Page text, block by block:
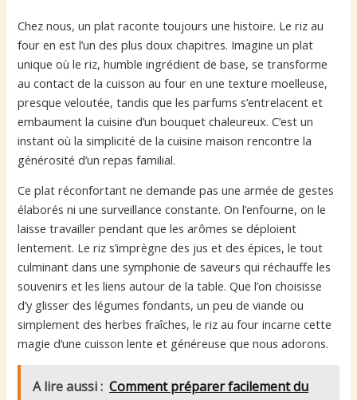
Chez nous, un plat raconte toujours une histoire. Le riz au
four en est l’un des plus doux chapitres. Imagine un plat
unique où le riz, humble ingrédient de base, se transforme
au contact de la cuisson au four en une texture moelleuse,
presque veloutée, tandis que les parfums s’entrelacent et
embaument la cuisine d’un bouquet chaleureux. C’est un
instant où la simplicité de la cuisine maison rencontre la
générosité d’un repas familial.
Ce plat réconfortant ne demande pas une armée de gestes
élaborés ni une surveillance constante. On l’enfourne, on le
laisse travailler pendant que les arômes se déploient
lentement. Le riz s’imprègne des jus et des épices, le tout
culminant dans une symphonie de saveurs qui réchauffe les
souvenirs et les liens autour de la table. Que l’on choisisse
d’y glisser des légumes fondants, un peu de viande ou
simplement des herbes fraîches, le riz au four incarne cette
magie d’une cuisson lente et généreuse que nous adorons.
A lire aussi : Comment préparer facilement du